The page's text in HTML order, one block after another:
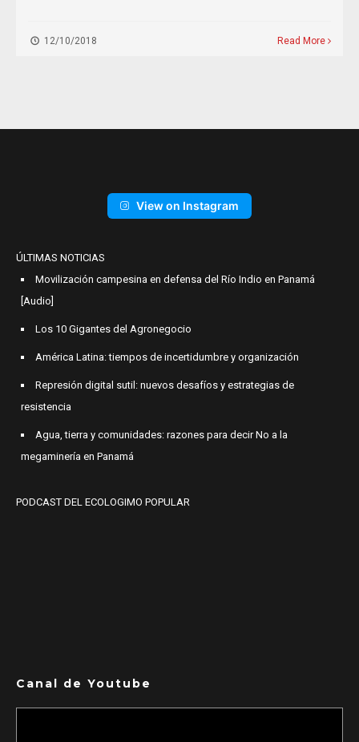
12/10/2018 Read More
View on Instagram
ÚLTIMAS NOTICIAS
Movilización campesina en defensa del Río Indio en Panamá
[Audio]
Los 10 Gigantes del Agronegocio
América Latina: tiempos de incertidumbre y organización
Represión digital sutil: nuevos desafíos y estrategias de
resistencia
Agua, tierra y comunidades: razones para decir No a la
megaminería en Panamá
PODCAST DEL ECOLOGIMO POPULAR
Canal de Youtube